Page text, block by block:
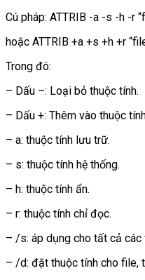
Cú pháp: ATTRIB -a -s -h -r
hoặc ATTRIB +a +s +h +r
Trong đó:
– Dấu –: Loại bỏ thuộc tính.
– Dấu +: Thêm vào thuộc
– a: thuộc tính lưu trữ.
– s: thuộc tính hệ thống.
– h: thuộc tính ẩn.
– r: thuộc tính chỉ đọc.
– /s: áp dụng cho tất cả
– /d: đặt thuộc tính cho file,